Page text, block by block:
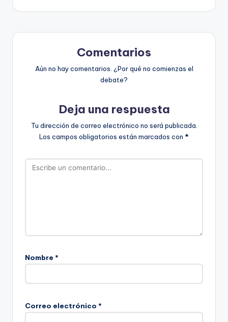
Comentarios
Aún no hay comentarios. ¿Por qué no comienzas el
debate?
Deja una respuesta
Tu dirección de correo electrónico no será publicada.
Los campos obligatorios están marcados con *
Nombre *
Correo electrónico *